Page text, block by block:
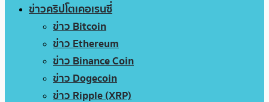
ข่าวคริปโตเคอเรนซี่
ข่าว Bitcoin
ข่าว Ethereum
ข่าว Binance Coin
ข่าว Dogecoin
ข่าว Ripple (XRP)